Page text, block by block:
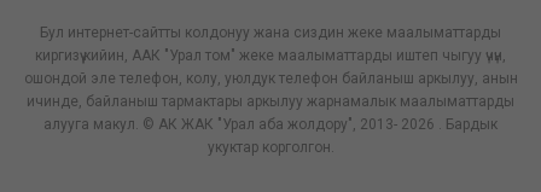
Бул интернет-сайтты колдонуу жана сиздин жеке маалыматтарды
киргизүү кийин, ААК "Урал том" жеке маалыматтарды иштеп чыгуу үчүн,
ошондой эле телефон, колу, уюлдук телефон байланыш аркылуу, анын
ичинде, байланыш тармактары аркылуу жарнамалык маалыматтарды
алууга макул. © АК ЖАК "Урал аба жолдору", 2013- 2026 . Бардык
укуктар корголгон.